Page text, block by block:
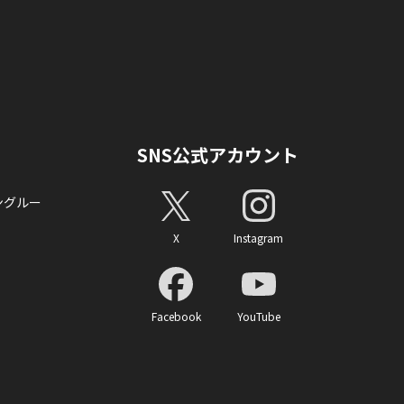
ルー
SNS公式アカウント
X Instagram
Facebook YouTube